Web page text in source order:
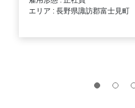
エリア : 長野県諏訪郡富士見町